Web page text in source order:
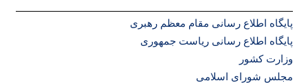
پایگاه اطلاع رسانی مقام معظم رهبری
پایگاه اطلاع رسانی ریاست جمهوری
وزارت کشور
مجلس شورای اسلامی